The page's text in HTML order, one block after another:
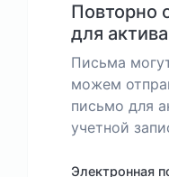
Повторно
для
Письма
можем
письмо для
учетной
Электронная